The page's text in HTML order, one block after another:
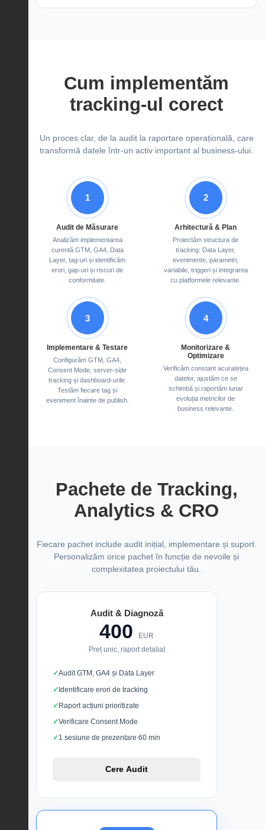
Cum implementăm
tracking-ul corect
Un proces clar, de la audit la raportare operațională, care
transformă datele într-un activ important al business-ului.
1
Audit de Măsurare
Analizăm implementarea
curentă GTM, GA4, Data
Layer, tag-uri și identificăm
erori, gap-uri și riscuri de
conformitate.
2
Arhitectură & Plan
Proiectăm structura de
tracking: Data Layer,
evenimente, parametri,
variabile, triggeri și integrarea
cu platformele relevante.
3
Implementare & Testare
Configurăm GTM, GA4,
Consent Mode, server-side
tracking și dashboard-urile.
Testăm fiecare tag și
eveniment înainte de publish.
4
Monitorizare &
Optimizare
Verificăm constant acuratețea
datelor, ajustăm ce se
schimbă și raportăm lunar
evoluția metricilor de
business relevante.
Pachete de Tracking,
Analytics & CRO
Fiecare pachet include audit inițial, implementare și suport.
Personalizăm orice pachet în funcție de nevoile și
complexitatea proiectului tău.
Audit & Diagnoză
400 EUR
Preț unic, raport detaliat
Audit GTM, GA4 și Data Layer
Identificare erori de tracking
Raport acțiuni prioritizate
Verificare Consent Mode
1 sesiune de prezentare 60 min
Cere Audit